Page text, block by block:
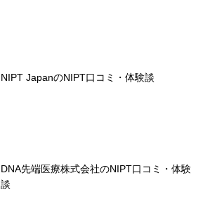
NIPT JapanのNIPT口コミ・体験談
DNA先端医療株式会社のNIPT口コミ・体験
談